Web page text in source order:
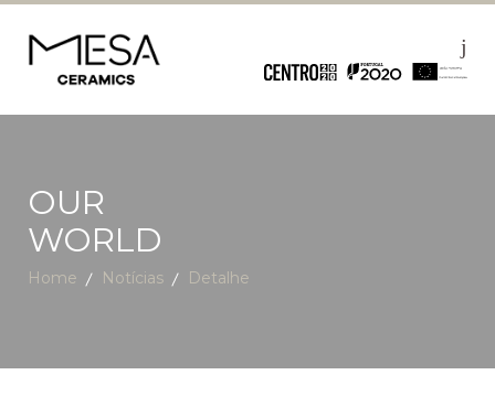
OUR
WORLD
Home Notícias Detalhe